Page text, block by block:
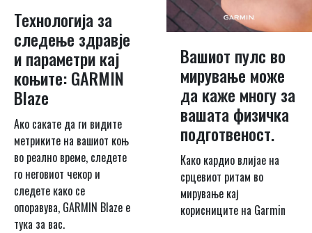
Технологија за
следење здравје
и параметри кај
коњите: GARMIN
Blaze
Ако сакате да ги видите
метриките на вашиот коњ
во реално време, следете
го неговиот чекор и
следете како се
опоравува, GARMIN Blaze е
тука за вас.
Вашиот пулс во
мирување може
да каже многу за
вашата физичка
подготвеност.
Како кардио влијае на
срцевиот ритам во
мирување кај
корисниците на Garmin